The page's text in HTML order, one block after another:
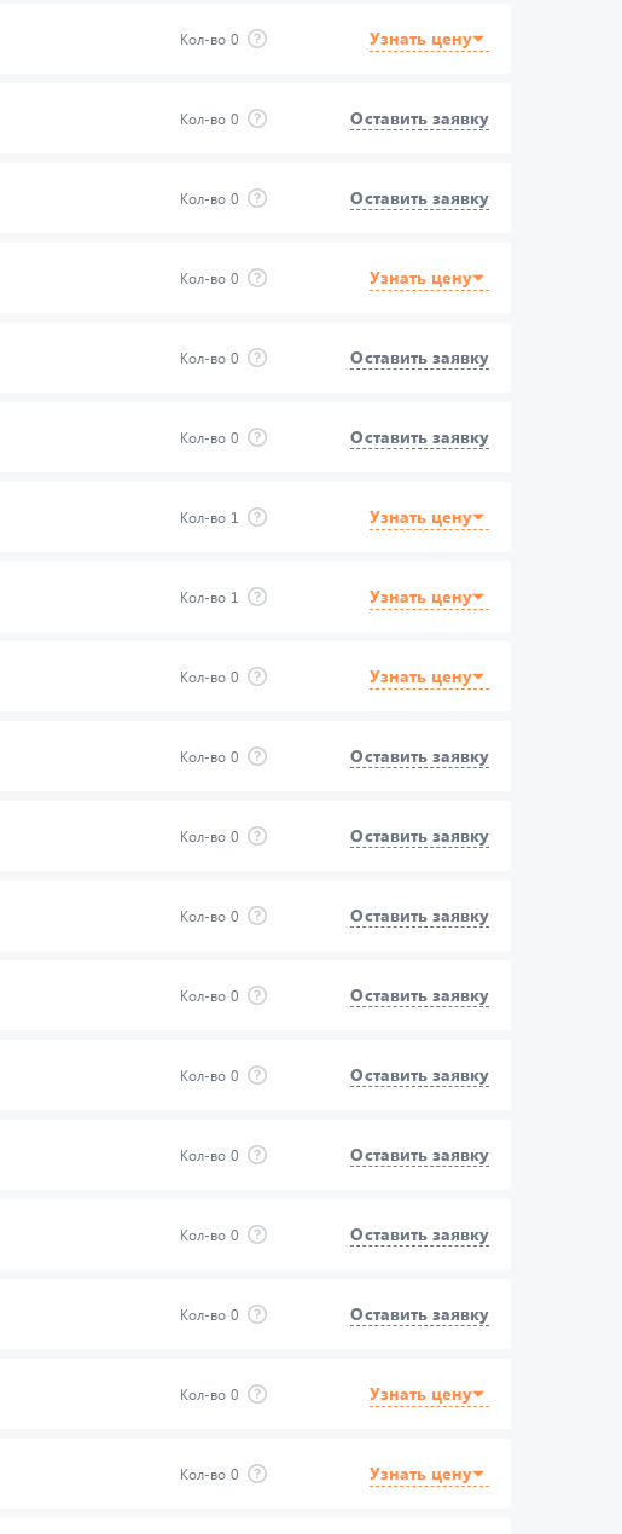
Кол-во 0 Узнать цену
Кол-во 0 Оставить заявку
Кол-во 0 Оставить заявку
Кол-во 0 Узнать цену
Кол-во 0 Оставить заявку
Кол-во 0 Оставить заявку
Кол-во 1 Узнать цену
Кол-во 1 Узнать цену
Кол-во 0 Узнать цену
Кол-во 0 Оставить заявку
Кол-во 0 Оставить заявку
Кол-во 0 Оставить заявку
Кол-во 0 Оставить заявку
Кол-во 0 Оставить заявку
Кол-во 0 Оставить заявку
Кол-во 0 Оставить заявку
Кол-во 0 Оставить заявку
Кол-во 0 Узнать цену
Кол-во 0 Узнать цену